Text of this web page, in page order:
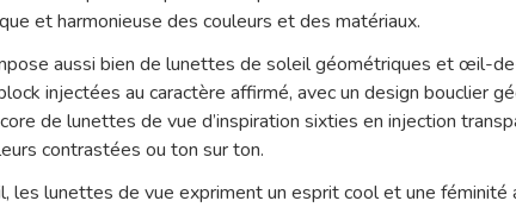
et harmonieuse des couleurs et des matériaux.
aussi bien de lunettes de soleil géométriques et œil-
injectées au caractère affirmé, avec un design bouclier
de lunettes de vue d’inspiration sixties en injection
contrastées ou ton sur ton.
les lunettes de vue expriment un esprit cool et une féminité